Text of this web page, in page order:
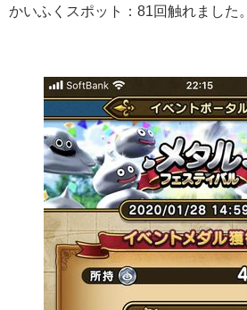
かいふくスポット：81回触れました。